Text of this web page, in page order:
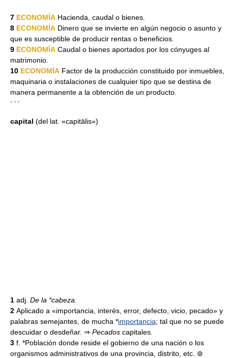
7 ECONOMÍA Hacienda, caudal o bienes.
8 ECONOMÍA Dinero que se invierte en algún negocio o asunto y
que es susceptible de producir rentas o beneficios.
9 ECONOMÍA Caudal o bienes aportados por los cónyuges al
matrimonio.
10 ECONOMÍA Factor de la producción constituido por inmuebles,
maquinaria o instalaciones de cualquier tipo que se destina de
manera permanente a la obtención de un producto.
* * *
capital (del lat. «capitālis»)
1 adj. De la *cabeza.
2 Aplicado a «importancia, interés, error, defecto, vicio, pecado» y
palabras semejantes, de mucha *importancia; tal que no se puede
descuidar o desdeñar. ⇒ Pecados capitales.
3 f. *Población donde reside el gobierno de una nación o los
organismos administrativos de una provincia, distrito, etc. ⊚